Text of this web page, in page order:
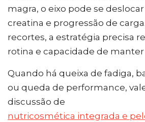
magra, o eixo pode se
creatina e progressão de
recortes, a estratégia precisa
rotina e capacidade de manter
Quando há queixa de fadiga,
ou queda de performance,
discussão de
nutricosmética integrada e